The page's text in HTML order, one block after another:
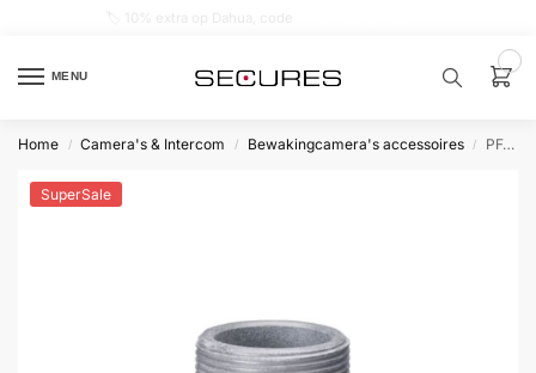
MENU
product…
Home / Camera's & Intercom / Bewakingcamera's accessoires / PFA111A Montage adapter Anti-corrosie
SuperSale